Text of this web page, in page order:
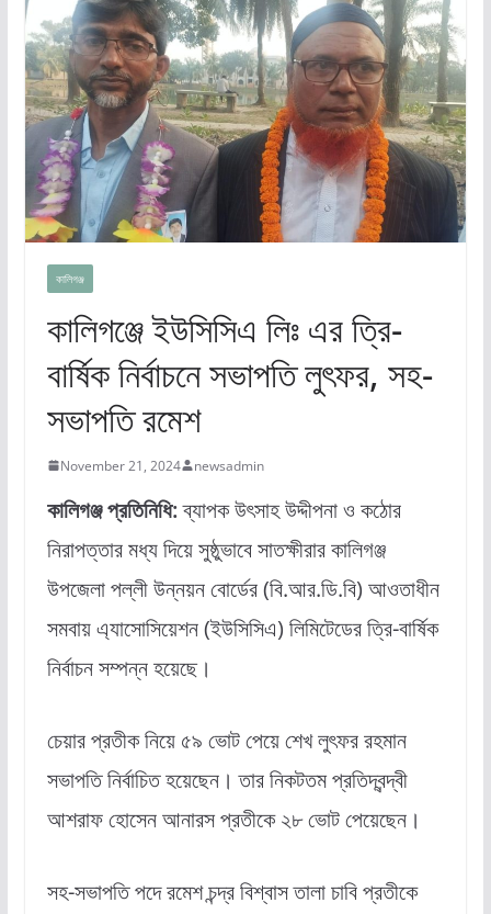
কালিগঞ্জ
কালিগঞ্জে ইউসিসিএ লিঃ এর ত্রি-
বার্ষিক নির্বাচনে সভাপতি লুৎফর, সহ-
সভাপতি রমেশ
November 21, 2024 newsadmin
কালিগঞ্জ প্রতিনিধি:ব্যাপক উৎসাহ উদ্দীপনা ও কঠোর
নিরাপত্তার মধ্য দিয়ে সুষ্ঠুভাবে সাতক্ষীরার কালিগঞ্জ
উপজেলা পল্লী উন্নয়ন বোর্ডের (বি.আর.ডি.বি) আওতাধীন
সমবায় এ্যাসোসিয়েশন (ইউসিসিএ) লিমিটেডের ত্রি-বার্ষিক
নির্বাচন সম্পন্ন হয়েছে।
চেয়ার প্রতীক নিয়ে ৫৯ ভোট পেয়ে শেখ লুৎফর রহমান
সভাপতি নির্বাচিত হয়েছেন। তার নিকটতম প্রতিদ্বন্দ্বী
আশরাফ হোসেন আনারস প্রতীকে ২৮ ভোট পেয়েছেন।
সহ-সভাপতি পদে রমেশ চন্দ্র বিশ্বাস তালা চাবি প্রতীকে